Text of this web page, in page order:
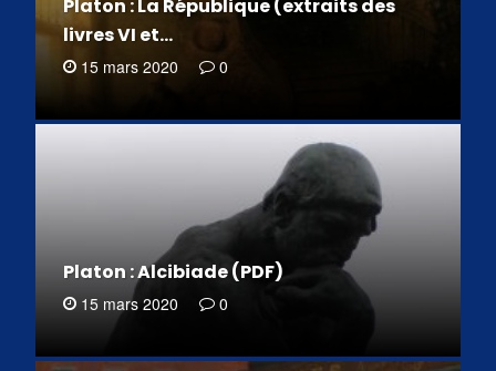
Platon : La République (extraits des
livres VI et…
15 mars 2020 0
Platon : Alcibiade (PDF)
15 mars 2020 0